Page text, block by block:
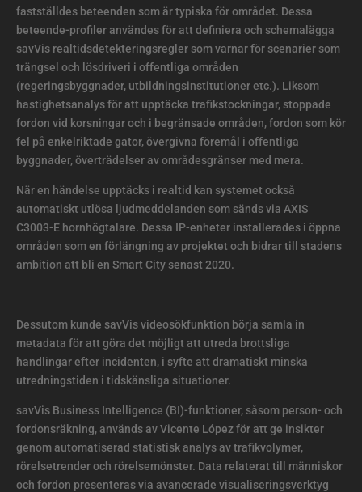
fastställdes beteenden som är typiska för området. Dessa
beteende-profiler användes för att definiera och schemalägga
savVis realtidsdetekteringsregler som varnar för scenarier som
trängsel och lösdriveri i offentliga områden
(regeringsbyggnader, utbildningsinstitutioner etc.). Liksom
hastighetsanalys för att upptäcka trafikstockningar, stoppade
fordon vid korsningar och i begränsade områden, fordon som kör
fel på enkelriktade gator, övergivna föremål i offentliga
byggnader, överträdelser av områdesgränser med mera.
När en händelse upptäcks i realtid kan systemet också
automatiskt utlösa ljudmeddelanden som sänds via AXIS
C3003-E hornhögtalare. Dessa IP-enheter installerades i öppna
områden som en förlängning av projektet och bidrar till stadens
ambition att bli en Smart City senast 2020.
Dessutom kunde savVis videosökfunktion börja samla in
metadata för att göra det möjligt att utreda brottsliga
handlingar efter incidenten, i syfte att dramatiskt minska
utredningstiden i tidskänsliga situationer.
savVis Business Intelligence (BI)-funktioner, såsom person- och
fordonsräkning, används av Vicente López för att ge insikter
genom automatiserad statistisk analys av trafikvolymer,
rörelsetrender och rörelsemönster. Data relaterat till människor
och fordon presenteras via avancerade visualiseringsverktyg